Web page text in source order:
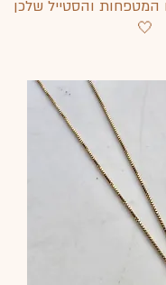
המטפחות והסטייל שלכן
🤍